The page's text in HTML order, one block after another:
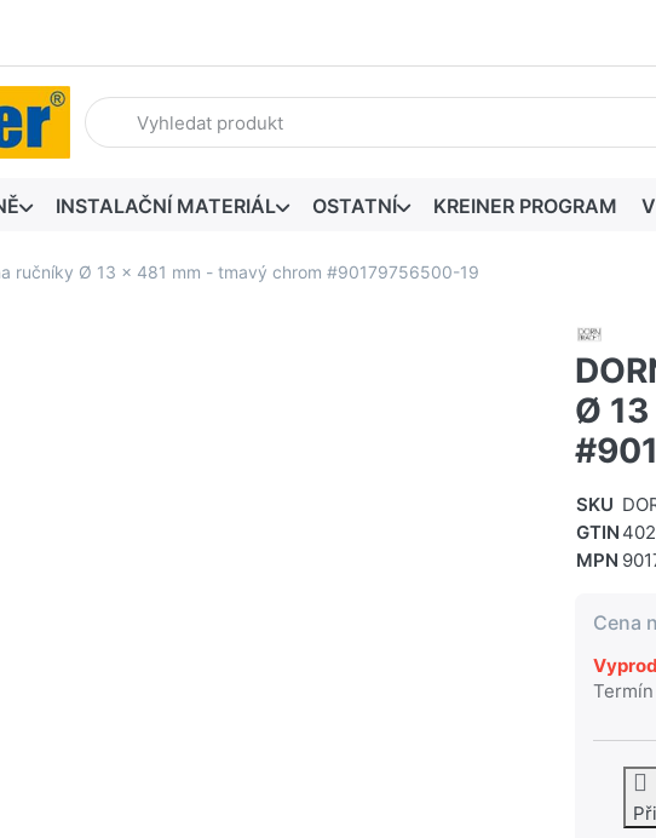
Zadejte hledaný výraz. První výsledky se zobrazí automaticky při
INSTALAČNÍ MATERIÁL OSTATNÍ KREINER PROGRAM
ručníky Ø 13 x 481 mm - tmavý chrom #90179756500-19
Ø
SKU
GTIN
MPN
Cena